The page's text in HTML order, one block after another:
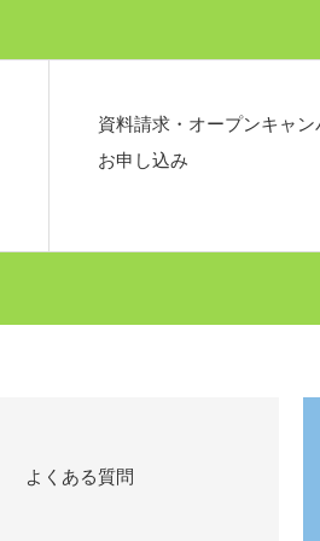
資料請求・オープンキャ
お申し込み
よくある質問